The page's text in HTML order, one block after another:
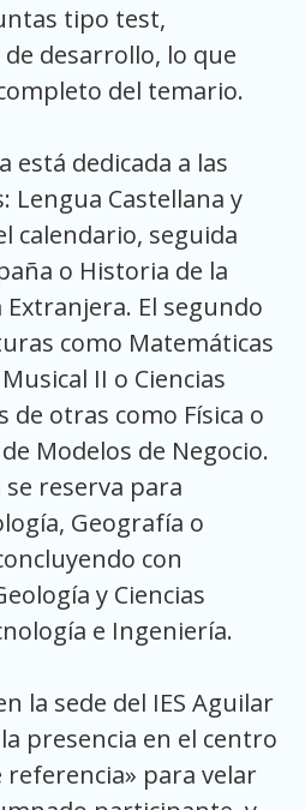
tipo test,
desarrollo, lo que
del temario.
está dedicada a las
Lengua Castellana y
calendario, seguida
o Historia de la
Extranjera. El segundo
como Matemáticas
II o Ciencias
de otras como Física o
Modelos de Negocio.
reserva para
Geografía o
con
y Ciencias
e Ingeniería.
la sede del IES Aguilar
presencia en el centro
para velar